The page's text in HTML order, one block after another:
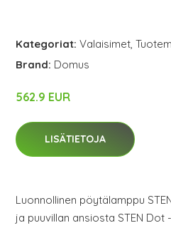
Kategoriat: Valaisimet,
Brand: Domus
562.9 EUR
LISÄTIETOJA
Luonnollinen pöytälamppu
ja puuvillan ansiosta STEN